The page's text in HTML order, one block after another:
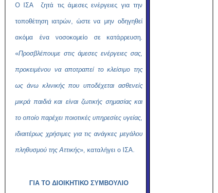
Ο ΙΣΑ ζητά τις άμεσες ενέργειες για την
τοποθέτηση ιατρών, ώστε να μην οδηγηθεί
ακόμα ένα νοσοκομείο σε κατάρρευση.
«Προσβλέπουμε στις άμεσες ενέργειες σας,
προκειμένου να αποτραπεί το κλείσιμο της
ως άνω κλινικής που υποδέχεται ασθενείς
μικρά παιδιά και είναι ζωτικής σημασίας και
το οποίο παρέχει ποιοτικές υπηρεσίες υγείας,
ιδιαιτέρως χρήσιμες για τις ανάγκες μεγάλου
πληθυσμού της Αττικής», καταλήγει ο ΙΣΑ.
ΓΙΑ ΤΟ ΔΙΟΙΚΗΤΙΚΟ ΣΥΜΒΟΥΛΙΟ